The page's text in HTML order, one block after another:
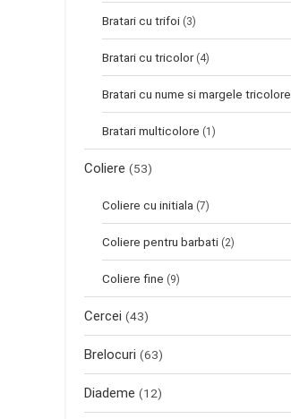
Bratari cu trifoi (3)
Bratari cu tricolor (4)
Bratari cu nume si margele tricolore
Bratari multicolore (1)
Coliere (53)
Coliere cu initiala (7)
Coliere pentru barbati (2)
Coliere fine (9)
Cercei (43)
Brelocuri (63)
Diademe (12)